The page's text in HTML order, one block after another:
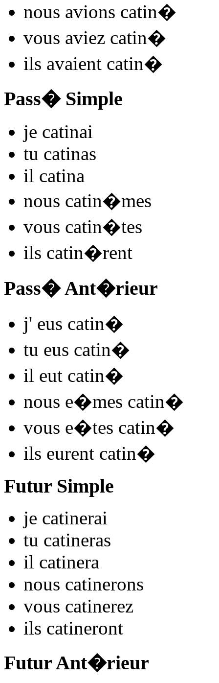
nous avions catin�
vous aviez catin�
ils avaient catin�
Pass� Simple
je catinai
tu catinas
il catina
nous catin�mes
vous catin�tes
ils catin�rent
Pass� Ant�rieur
j' eus catin�
tu eus catin�
il eut catin�
nous e�mes catin�
vous e�tes catin�
ils eurent catin�
Futur Simple
je catinerai
tu catineras
il catinera
nous catinerons
vous catinerez
ils catineront
Futur Ant�rieur